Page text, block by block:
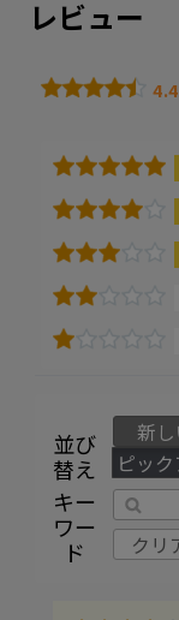
レビュー
並び
替え
新
ピッ
キー
ワー
ド
クリ